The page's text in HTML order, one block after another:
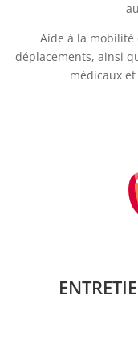
Aide à la
déplacements, ainsi
médicaux